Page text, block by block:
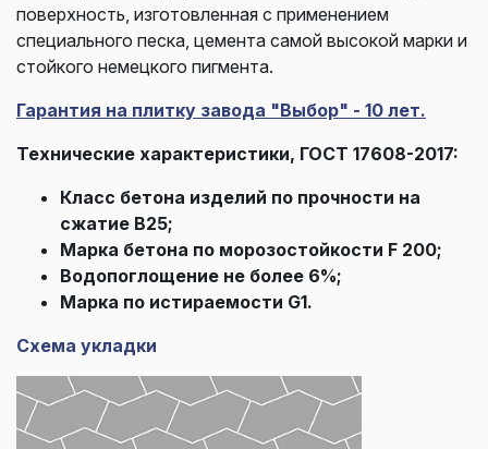
поверхность, изготовленная с применением
специального песка, цемента самой высокой марки и
стойкого немецкого пигмента.
Гарантия на плитку завода "Выбор" - 10 лет.
Технические характеристики, ГОСТ 17608-2017:
Класс бетона изделий по прочности на
сжатие В25;
Марка бетона по морозостойкости F 200;
Водопоглощение не более 6%;
Марка по истираемости G1.
Схема укладки